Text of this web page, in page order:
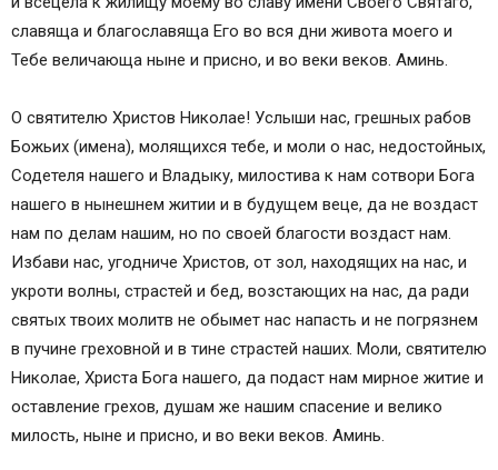
Притча «О немой молитве»
Статьи на похожие темы:
Комментарии посетителей сайта
Молитва в дорогу
Какие молитвы читают в дорогу себе и родным
Молитва к Святым о благополучии в пути
Короткая ежедневная молитва на удачу, когда
работа связанна с дорогой
Мусульманские молитвы
Молитва водителя
Молитва отправляющегося в дорогу на
машине (для дальнобойщиков)
Молитва для водителя машины от Ванги
Обереги для авто – молитва водителя на иконе
славяща и благославяща Его во вся дни живота моего и
Тебе величающа ныне и присно, и во веки веков. Аминь.
О святителю Христов Николае! Услыши нас, грешных рабов
Божьих (имена), молящихся тебе, и моли о нас, недостойных,
Содетеля нашего и Владыку, милостива к нам сотвори Бога
нашего в нынешнем житии и в будущем веце, да не воздаст
нам по делам нашим, но по своей благости воздаст нам.
Избави нас, угодниче Христов, от зол, находящих на нас, и
укроти волны, страстей и бед, возстающих на нас, да ради
святых твоих молитв не обымет нас напасть и не погрязнем
в пучине греховной и в тине страстей наших. Моли, святителю
Николае, Христа Бога нашего, да подаст нам мирное житие и
оставление грехов, душам же нашим спасение и велико
милость, ныне и присно, и во веки веков. Аминь.